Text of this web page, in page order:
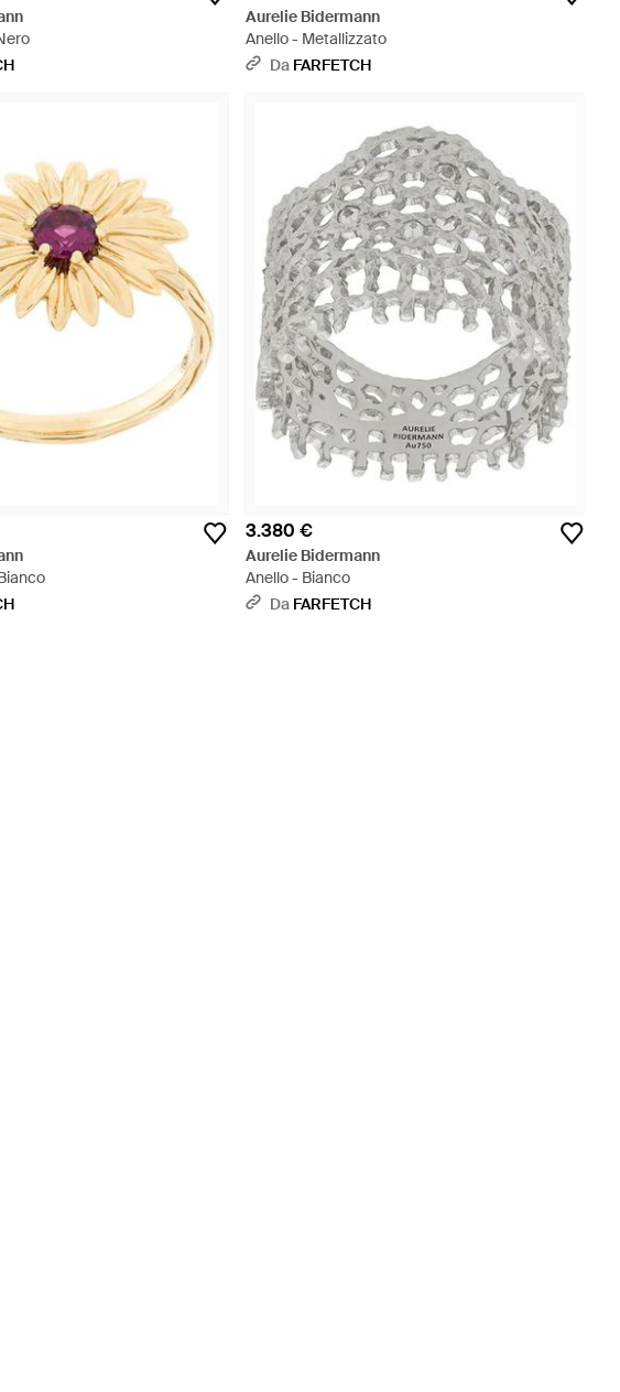
Aurelie Bidermann
Anello - Metallizzato
Da FARFETCH
3.380 €
Aurelie Bidermann
Anello - Bianco
Da FARFETCH